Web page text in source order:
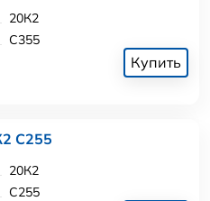
20К2
С355
Купить
С255
20К2
С255